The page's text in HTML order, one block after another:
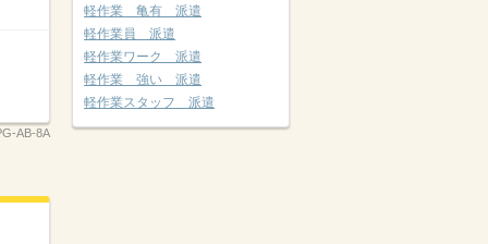
AB-8A
軽作業 亀有 派遣
軽作業員 派遣
軽作業ワーク 派遣
軽作業 強い 派遣
軽作業スタッフ 派遣